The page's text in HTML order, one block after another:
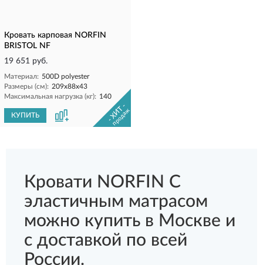
Кровать карповая NORFIN
BRISTOL NF
19 651 руб.
Материал: 500D polyester
Размеры (см): 209x88x43
Максимальная нагрузка (кг): 140
КУПИТЬ - ХИТ -
продаж
Кровати NORFIN С
эластичным матрасом
можно купить в Москве и
с доставкой по всей
России.